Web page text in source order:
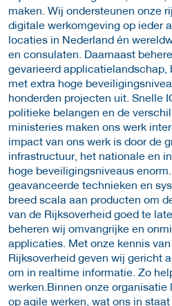
maken. Wij ondersteunen onze
digitale werkomgeving op ieder
locaties in Nederland én
en consulaten. Daarnaast
gevarieerd applicatielandschap,
met extra hoge
honderden projecten uit. Snelle
politieke belangen en de
ministeries maken ons werk
impact van ons werk is door de
infrastructuur, het nationale en
hoge beveiligingsniveaus
geavanceerde technieken en
breed scala aan producten om
van de Rijksoverheid goed te
beheren wij omvangrijke en
applicaties. Met onze kennis
Rijksoverheid geven wij gericht
om in realtime informatie. Zo
werken. Binnen onze
op agile werken, wat ons in